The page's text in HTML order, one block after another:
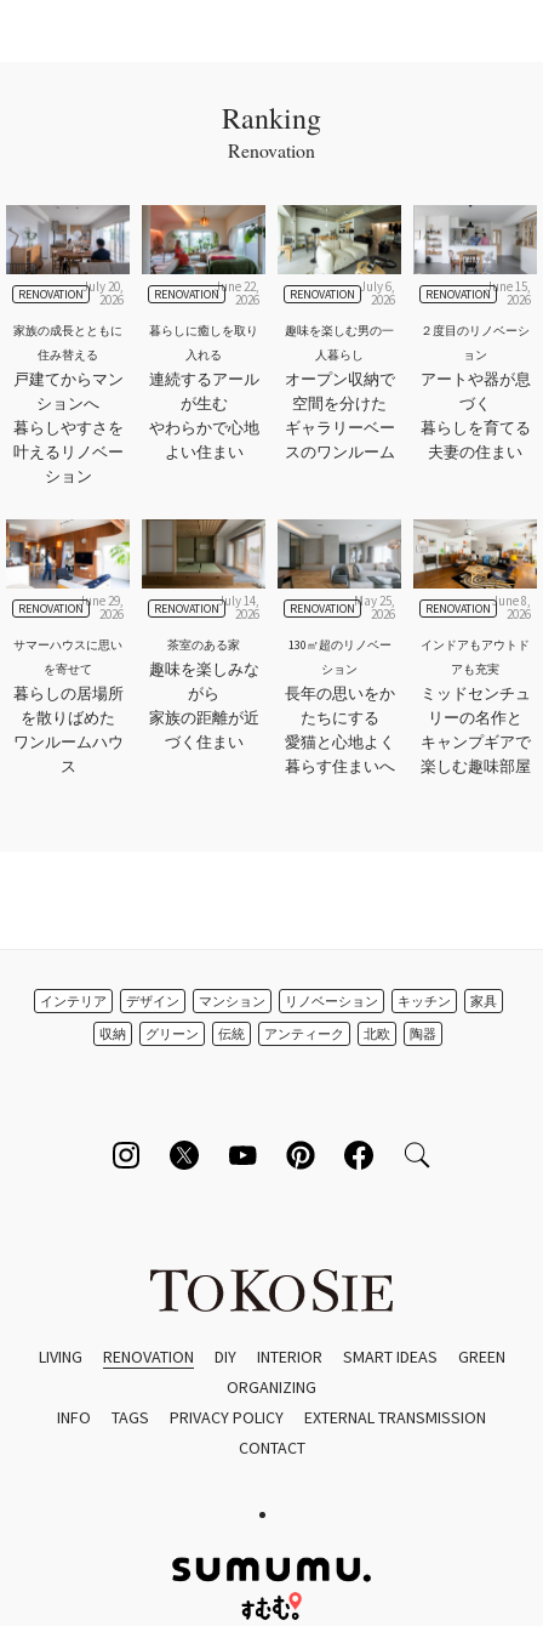
Ranking
Renovation
RENOVATIONJuly 20,
2026
家族の成長とともに
住み替える
戸建てからマン
ションへ
暮らしやすさを
叶えるリノベー
ション
RENOVATIONJune 22,
2026
暮らしに癒しを取り
入れる
連続するアール
が生む
やわらかで心地
よい住まい
RENOVATION July 6,
2026
趣味を楽しむ男の一
人暮らし
オープン収納で
空間を分けた
ギャラリーベー
スのワンルーム
RENOVATIONJune 15,
2026
２度目のリノベーシ
ョン
アートや器が息
づく
暮らしを育てる
夫妻の住まい
RENOVATIONJune 29,
2026
サマーハウスに思い
を寄せて
暮らしの居場所
を散りばめた
ワンルームハウ
ス
RENOVATIONJuly 14,
2026
茶室のある家
趣味を楽しみな
がら
家族の距離が近
づく住まい
RENOVATIONMay 25,
2026
130㎡超のリノベー
ション
長年の思いをか
たちにする
愛猫と心地よく
暮らす住まいへ
RENOVATIONJune 8,
2026
インドアもアウトド
アも充実
ミッドセンチュ
リーの名作と
キャンプギアで
楽しむ趣味部屋
インテリア デザイン マンション リノベーション キッチン
家具
収納
グリーン 伝統 アンティーク 北欧 陶器
LIVING RENOVATION DIY INTERIOR SMART IDEAS
GREEN
ORGANIZING
INFO
TAGS PRIVACY POLICY
EXTERNAL TRANSMISSION
CONTACT